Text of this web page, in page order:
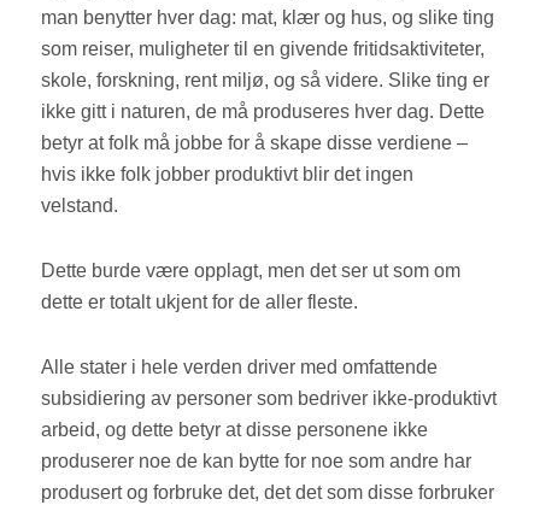
man benytter hver dag: mat, klær og hus, og slike ting
som reiser, muligheter til en givende fritidsaktiviteter,
skole, forskning, rent miljø, og så videre. Slike ting er
ikke gitt i naturen, de må produseres hver dag. Dette
betyr at folk må jobbe for å skape disse verdiene –
hvis ikke folk jobber produktivt blir det ingen
velstand.
Dette burde være opplagt, men det ser ut som om
dette er totalt ukjent for de aller fleste.
Alle stater i hele verden driver med omfattende
subsidiering av personer som bedriver ikke-produktivt
arbeid, og dette betyr at disse personene ikke
produserer noe de kan bytte for noe som andre har
produsert og forbruke det, det det som disse forbruker